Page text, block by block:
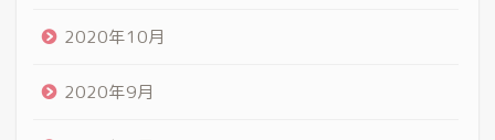
2020年10月
2020年9月